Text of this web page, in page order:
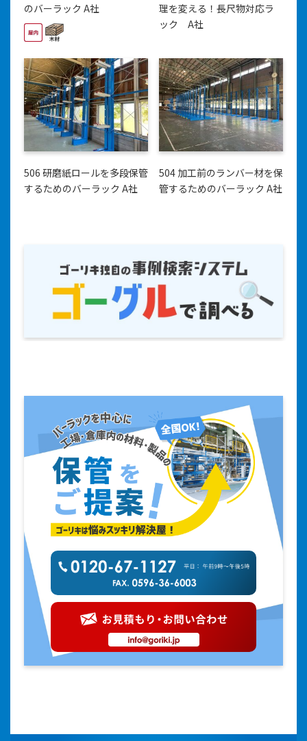
のバーラック A社
理を変える！長尺物対応ラ
ック A社
506 研磨紙ロールを多段保管
するためのバーラック A社
504 加工前のランバー材を保
管するためのバーラック A社